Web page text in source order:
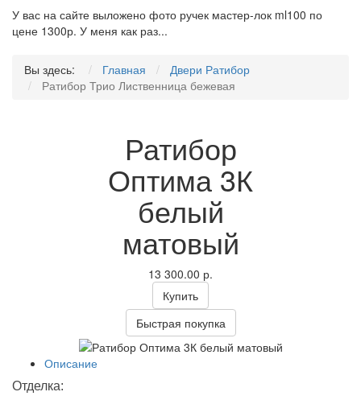
У вас на сайте выложено фото ручек мастер-лок ml100 по
цене 1300р. У меня как раз...
Вы здесь: Главная
Двери Ратибор
Ратибор Трио Лиственница бежевая
Ратибор
Оптима 3К
белый
матовый
13 300.00 р.
Купить
Быстрая покупка
Описание
Отделка: